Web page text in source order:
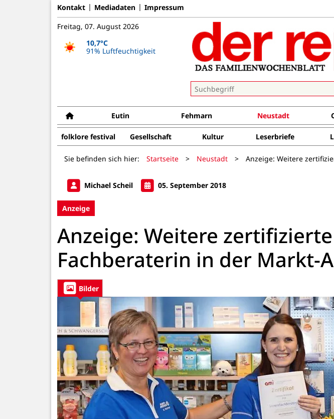
Kontakt Mediadaten Impressum
Freitag, 07. August 2026
10,7°C
91% Luftfeuchtigkeit
Eutin Fehmarn Neustadt
folklore festival Gesellschaft Kultur Leserbriefe
Sie befinden sich hier: Startseite > Neustadt > Anzeige: Weitere
Michael Scheil 05. September 2018
Anzeige
Anzeige: Weitere
Fachberaterin in der Markt-
Bilder